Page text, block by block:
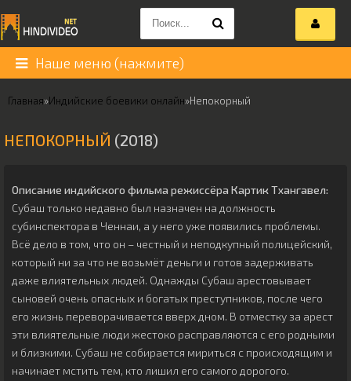
Наше меню (нажмите)
Главная»Индийские боевики онлайн»Непокорный
НЕПОКОРНЫЙ (2018)
Описание индийского фильма режиссёра Картик Тхангавел:
Субаш только недавно был назначен на должность
субинспектора в Ченнаи, а у него уже появились проблемы.
Всё дело в том, что он – честный и неподкупный полицейский,
который ни за что не возьмёт деньги и готов задерживать
даже влиятельных людей. Однажды Субаш арестовывает
сыновей очень опасных и богатых преступников, после чего
его жизнь переворачивается вверх дном. В отместку за арест
эти влиятельные люди жестоко расправляются с его родными
и близкими. Субаш не собирается мириться с происходящим и
начинает мстить тем, кто лишил его самого дорогого.